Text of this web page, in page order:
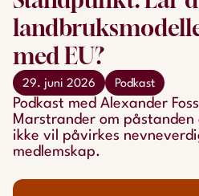
med EU?
29. juni 2026 Podkast
Podkast med Alexander
Marstrander om påstanden
ikke vil påvirkes
medlemskap.